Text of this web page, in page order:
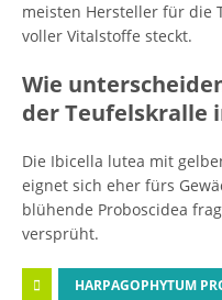
meisten Hersteller für die
voller Vitalstoffe steckt.
Wie
der Teufelskralle
Die Ibicella lutea mit
eignet sich eher fürs
blühende Proboscidea
versprüht.
HARPAGOPHYTUM